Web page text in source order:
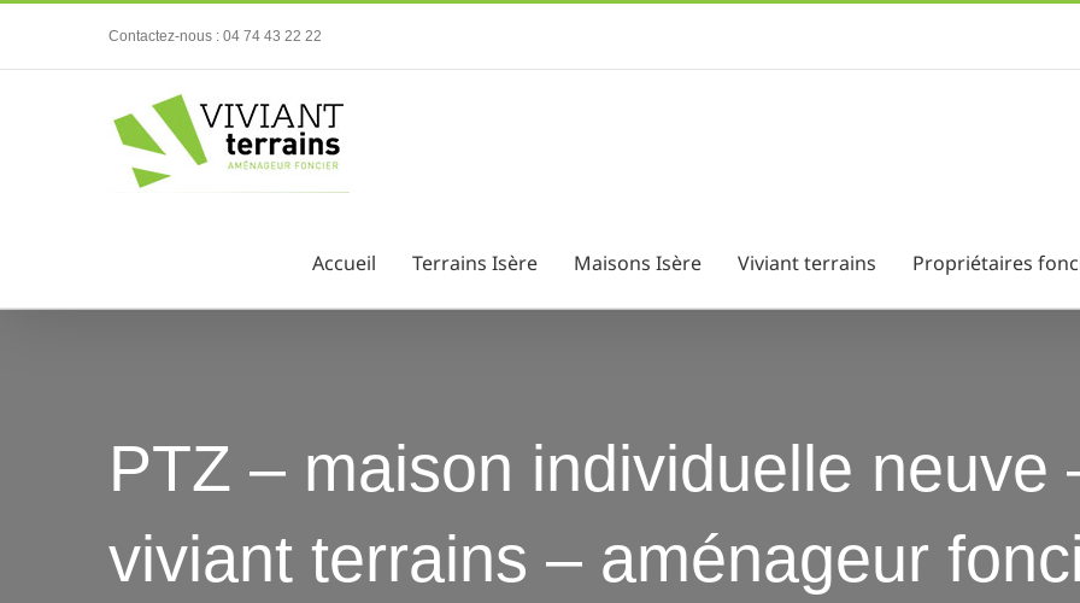
Contactez-nous : 04 74 43 22 22
Accueil Terrains Isère Maisons Isère Viviant terrains Propriétaires
PTZ – maison individuelle neuve
viviant terrains – aménageur